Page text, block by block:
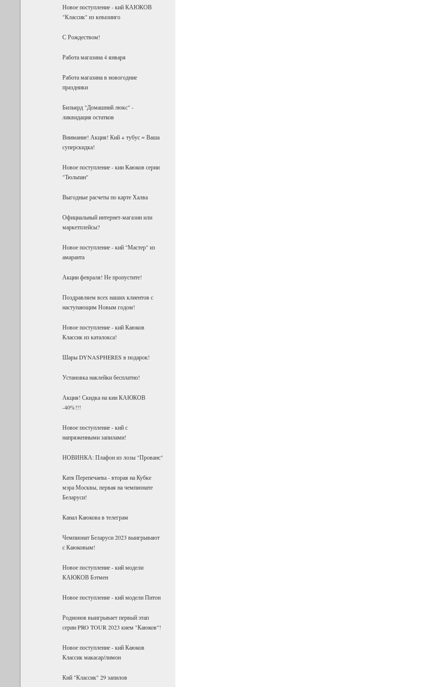
Новое поступление - кий КАЮКОВ
"Классик" из кевазинго
С Рождеством!
Работа магазина 4 января
Работа магазина в новогодние
праздники
Бильярд "Домашний люкс" -
ликвидация остатков
Внимание! Акция! Кий + тубус = Ваша
суперскидка!
Новое поступление - кии Каюков серии
"Тюльпан"
Выгодные расчеты по карте Халва
Официальный интернет-магазин или
маркетплейсы?
Новое поступление - кий "Мастер" из
амаранта
Акции февраля! Не пропустите!
Поздравляем всех наших клиентов с
наступающим Новым годом!
Новое поступление - кий Каюков
Классик из каталокса!
Шары DYNASPHERES в подарок!
Установка наклейки бесплатно!
Акция! Скидка на кии КАЮКОВ
-40%!!!
Новое поступление - кий с
напряженными запилами!
НОВИНКА: Плафон из лозы "Прованс"
Катя Перепечаева - вторая на Кубке
мэра Москвы, первая на чемпионате
Беларуси!
Канал Каюкова в телеграм
Чемпионат Беларуси 2023 выигрывают
с Каюковым!
Новое поступление - кий модели
КАЮКОВ Бэтмен
Новое поступление - кий модели Питон
Родионов выигрывает первый этап
серии PRO TOUR 2023 кием "Каюков"!
Новое поступление - кий Каюков
Классик макасар/лимон
Кий "Классик" 29 запилов